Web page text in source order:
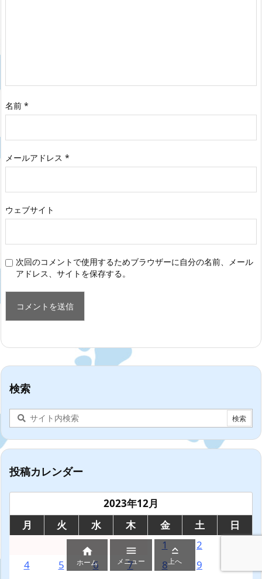
名前 *
メールアドレス *
ウェブサイト
次回のコメントで使用するためブラウザーに自分の名前、メール
アドレス、サイトを保存する。
検索
投稿カレンダー
2023年12月
月
火 水 木 金 土
日
1
2
4
5 6 7 8 9

ホーム

メニュー

上へ